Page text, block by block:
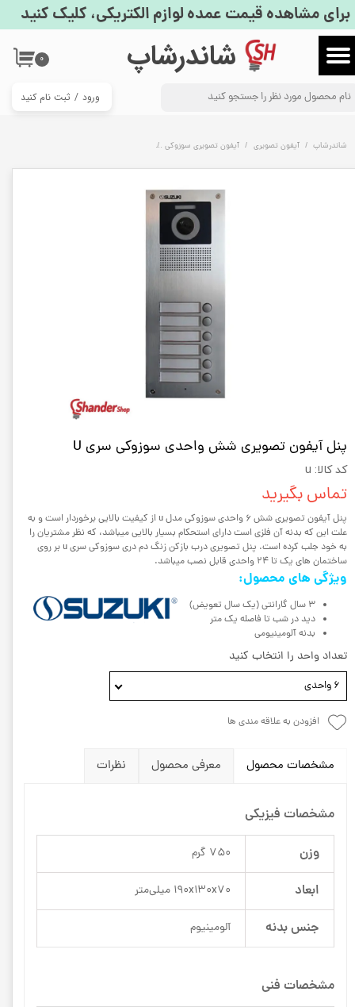
​شاندرشاپ
ورود / ثبت نام کنید
حساب کاربری من
تغییر گذر واژه
سفارشات
خروج از حساب کاربری
۰
برای مشاهده قیمت عمده لوازم الکتریکی، کلیک کنید
شاندرشاپ آیفون تصویری آیفون تصویری سوزوکی
پنل آیفون تصویری شش واحدی سوزوکی سری U
کد کالا: u
تماس بگیرید
پنل آیفون تصویری شش 6 واحدی سوزوکی مدل u از كيفيت بالايي برخوردار است و به
علت اين كه بدنه آن فلزي است داراي استحكام بسيار بالايي ميباشد، كه نظر مشتريان را
به خود جلب كرده است. پنل تصویری درب بازکن زنگ دم دری سوزوکی سری u بر روي
ساختمان هاي یک تا 24 واحدی قابل نصب میباشد.
ویژگی های محصول:
3 سال گارانتی (یک سال تعویض)
دید در شب تا فاصله یک متر
بدنه آلومینیومی
تعداد واحد را انتخاب کنید
6 واحدی
افزودن به علاقه مندی ها
مشخصات محصول معرفی محصول نظرات
مشخصات فیزیکی
وزن 750 گرم
ابعاد 190x130x70 میلی‌متر
جنس بدنه آلومینیوم
مشخصات فنی